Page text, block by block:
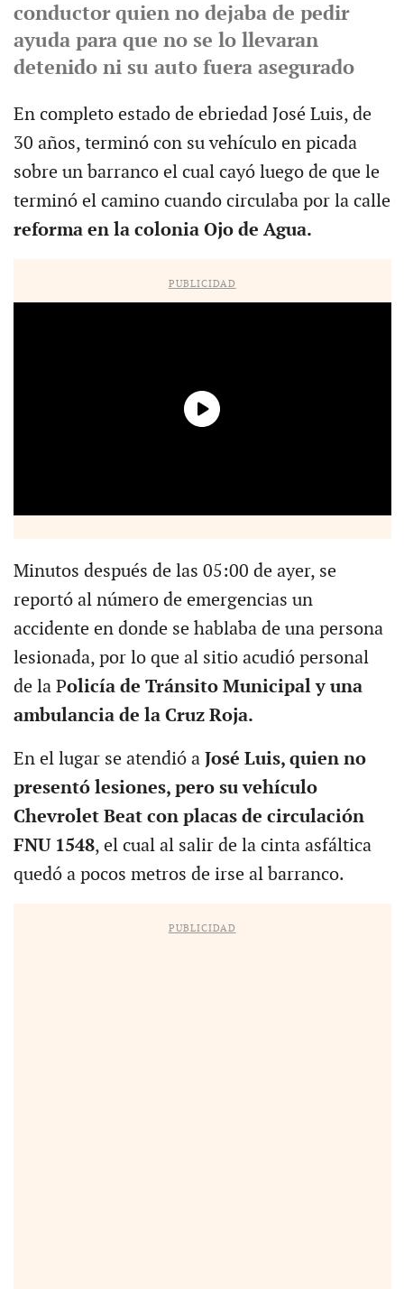
conductor quien no dejaba de pedir
ayuda para que no se lo llevaran
detenido ni su auto fuera asegurado
En completo estado de ebriedad José Luis, de
30 años, terminó con su vehículo en picada
sobre un barranco el cual cayó luego de que le
terminó el camino cuando circulaba por la calle
reforma en la colonia Ojo de Agua.
PUBLICIDAD
Minutos después de las 05:00 de ayer, se
reportó al número de emergencias un
accidente en donde se hablaba de una persona
lesionada, por lo que al sitio acudió personal
de la Policía de Tránsito Municipal y una
ambulancia de la Cruz Roja.
En el lugar se atendió a José Luis, quien no
presentó lesiones, pero su vehículo
Chevrolet Beat con placas de circulación
FNU 1548, el cual al salir de la cinta asfáltica
quedó a pocos metros de irse al barranco.
PUBLICIDAD